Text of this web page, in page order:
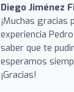
Diego Jiménez
¡Muchas
experiencia
saber que te
esperamos
¡Gracias!